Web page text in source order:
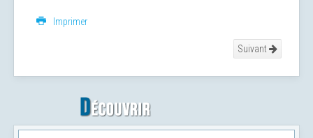
Imprimer
Suivant